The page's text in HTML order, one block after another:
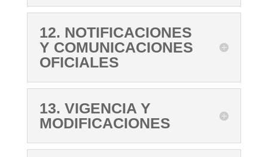
12. NOTIFICACIONES
Y COMUNICACIONES
OFICIALES
13. VIGENCIA Y
MODIFICACIONES